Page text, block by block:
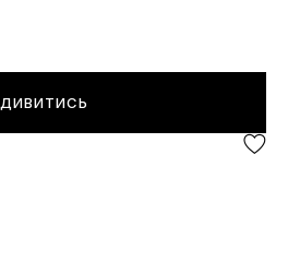
ДИВИТИСЬ